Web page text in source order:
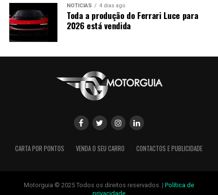
NOTÍCIAS 4 dias ago
Toda a produção do Ferrari Luce para
2026 está vendida
CARTA POR PONTOS VENDA O SEU CARRO CONTACTOS E PUBLICIDADE
Motorguia © 2025 Todos os direitos reservados. | Política de
privacidade